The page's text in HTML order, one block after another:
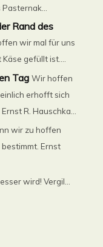
Rand des
wir mal für uns
gefüllt ist....
Tag Wir hoffen
erhofft sich
R. Hauschka...
wir zu hoffen
Ernst
wird! Vergil...